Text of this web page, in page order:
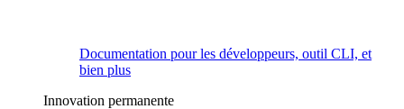
Documentation pour les développeurs, outil CLI, et
bien plus
Innovation permanente